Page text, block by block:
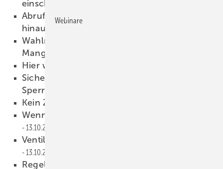
einschlägiger DIN-Normen
Abruf der Leistung auf unbestimmte Zeit
hinausschiebbar?
Wahlrechte des Auftragnehmers bei
Mangelbeseitigungsverlangen
Hier wird Ihnen geholfen!
Sicherheits­einbehalte gehören aufs
Sperrkonto
Kein Zurück für Abwasser
Wenn Rückstau den Keller gefährdet
13.10.2009
Ventil zur Rücklauftemperaturbegrenzung
13.10.2009
Regelventil mit Differenzdruckregler
Webinare